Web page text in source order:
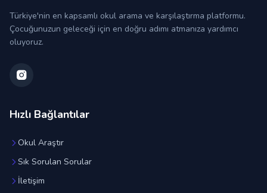
Türkiye'nin en kapsamlı okul arama ve karşılaştırma platformu.
Çocuğunuzun geleceği için en doğru adımı atmanıza yardımcı
oluyoruz.
Hızlı Bağlantılar
Okul Araştır
Sık Sorulan Sorular
İletişim